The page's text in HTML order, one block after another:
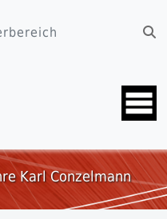
Karl Conzelmann